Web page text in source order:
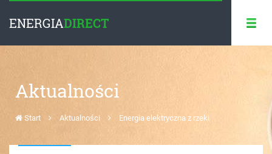
ENERGIADIRECT
Aktualności
Start Aktualności Energia elektryczna z rzeki